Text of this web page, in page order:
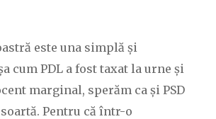
este una simplă și
cum PDL a fost taxat la urne și
marginal, sperăm ca și PSD
soartă. Pentru că într-o